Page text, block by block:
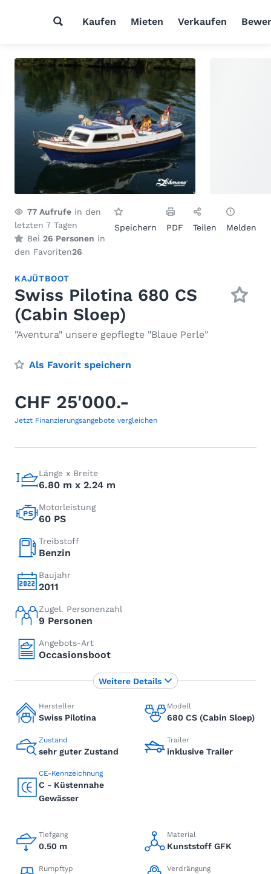
Kaufen Mieten Verkaufen
77 Aufrufe in den
letzten 7 Tagen
Bei 26 Personen in
den Favoriten26
Speichern PDF Teilen Melden
KAJÜTBOOT
Swiss Pilotina 680 CS
(Cabin Sloep)
"Aventura" unsere gepflegte "Blaue Perle"
Als Favorit speichern
CHF 25'000.-
Jetzt Finanzierungsangebote vergleichen
Länge x Breite
6.80 m x 2.24 m
Motorleistung
60 PS
Treibstoff
Benzin
Baujahr
2011
Zugel. Personenzahl
9 Personen
Angebots-Art
Occasionsboot
Hersteller
Swiss Pilotina
Modell
680 CS (Cabin Sloep)
Zustand
sehr guter Zustand
Trailer
inklusive Trailer
CE-Kennzeichnung
C - Küstennahe
Gewässer
Tiefgang
0.50 m
Material
Kunststoff GFK
Rumpftyp Verdrängung
Weitere Details